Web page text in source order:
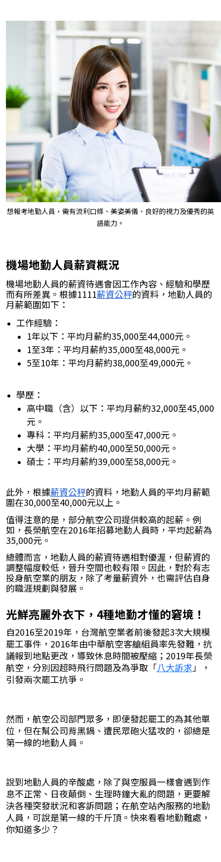
想報考地勤人員，需有流利口條、美姿美儀、良好的視力及優秀的英
語能力。
機場地勤人員薪資概況
機場地勤人員的薪資待遇會因工作內容、經驗和學歷
而有所差異。​根據1111薪資公秤的資料，地勤人員的
月薪範圍如下：​
工作經驗：
1年以下：平均月薪約35,000至44,000元。​
1至3年：平均月薪約35,000至48,000元。​
5至10年：平均月薪約38,000至49,000元。​
學歷：
高中職（含）以下：平均月薪約32,000至45,000
元。​
專科：平均月薪約35,000至47,000元。​
大學：平均月薪約40,000至50,000元。
碩士：平均月薪約39,000至58,000元。​
此外，根據薪資公秤的資料，地勤人員的平均月薪範
圍在30,000至40,000元以上。​​
值得注意的是，部分航空公司提供較高的起薪。​例
如，長榮航空在2016年招募地勤人員時，平均起薪為
35,000元。
總體而言，地勤人員的薪資待遇相對優渥，但薪資的
調整幅度較低，晉升空間也較有限。​因此，對於有志
投身航空業的朋友，除了考量薪資外，也需評估自身
的職涯規劃與發展。
光鮮亮麗外衣下，4種地勤才懂的窘境！
自2016至2019年，台灣航空業者前後發起3次大規模
罷工事件，2016年由中華航空客艙組員率先發難，抗
議報到地點更改，導致休息時間被壓縮；2019年長榮
航空，分別因超時飛行問題及為爭取「八大訴求 」，
引發兩次罷工抗爭。
然而，航空公司部門眾多，即便發起罷工的為其他單
位，但在幫公司背黑鍋、遭民眾砲火猛攻的，卻總是
第一線的地勤人員。
說到地勤人員的辛酸處，除了與空服員一樣會遇到作
息不正常、日夜顛倒、生理時鐘大亂的問題，更要解
決各種突發狀況和客訴問題；在航空站內服務的地勤
人員，可說是第一線的千斤頂。快來看看地勤難處，
你知道多少？